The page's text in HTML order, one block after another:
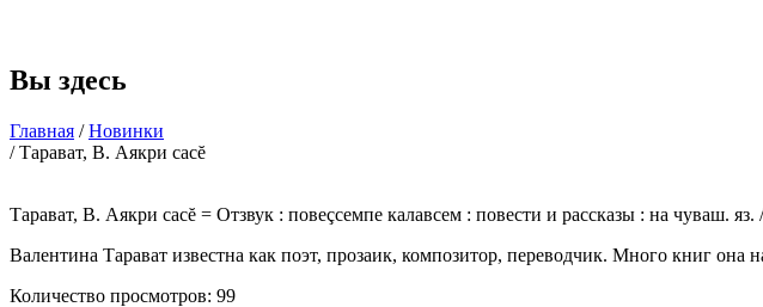
Вы здесь
Главная / Новинки
/ Тарават, В. Аякри сасĕ
Тарават, В. Аякри сасĕ = Отзвук : повеçсемпе калавсем : повести и рассказы : на чуваш.
Валентина Тарават известна как поэт, прозаик, композитор, переводчик. Много книг
Количество просмотров: 99